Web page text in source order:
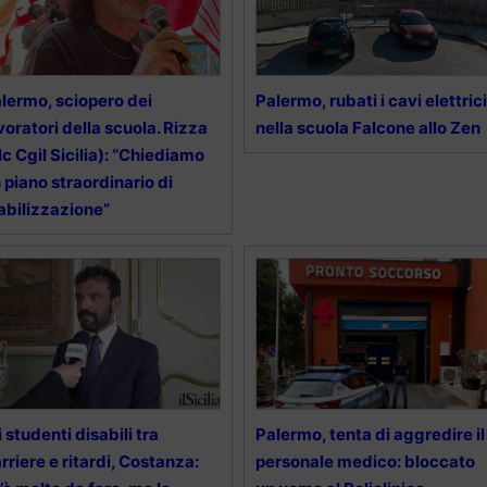
sciopero dei
della scuola. Rizza
Cgil Sicilia): “Chiediamo
piano straordinario di
Palermo, rubati i cavi elettrici
nella scuola Falcone allo Zen
studenti disabili tra
e ritardi, Costanza:
Palermo, tenta di aggredire il
personale medico: bloccato